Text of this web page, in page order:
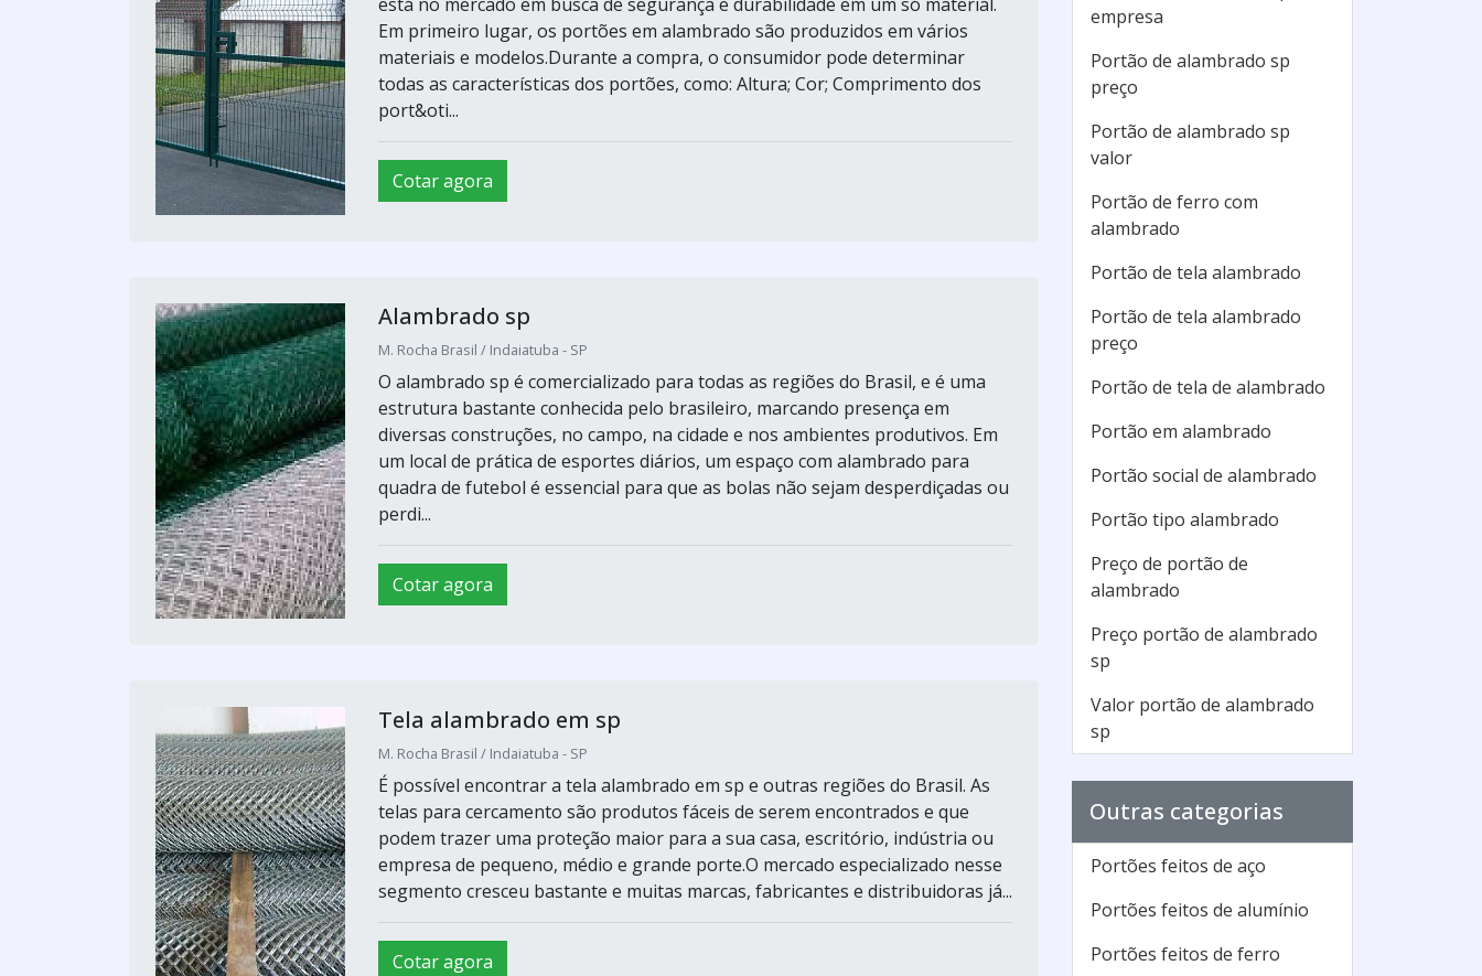
Em primeiro lugar, os portões em alambrado são produzidos em vários
materiais e modelos.Durante a compra, o consumidor pode determinar
todas as características dos portões, como: Altura; Cor; Comprimento dos
port&oti...
Cotar agora
Alambrado sp
M. Rocha Brasil / Indaiatuba - SP
O alambrado sp é comercializado para todas as regiões do Brasil, e é uma
estrutura bastante conhecida pelo brasileiro, marcando presença em
diversas construções, no campo, na cidade e nos ambientes produtivos. Em
um local de prática de esportes diários, um espaço com alambrado para
quadra de futebol é essencial para que as bolas não sejam desperdiçadas ou
perdi...
Cotar agora
Tela alambrado em sp
M. Rocha Brasil / Indaiatuba - SP
É possível encontrar a tela alambrado em sp e outras regiões do Brasil. As
telas para cercamento são produtos fáceis de serem encontrados e que
podem trazer uma proteção maior para a sua casa, escritório, indústria ou
empresa de pequeno, médio e grande porte.O mercado especializado nesse
segmento cresceu bastante e muitas marcas, fabricantes e distribuidoras já...
Cotar agora
empresa
Portão de alambrado sp
preço
Portão de alambrado sp
valor
Portão de ferro com
alambrado
Portão de tela alambrado
Portão de tela alambrado
preço
Portão de tela de alambrado
Portão em alambrado
Portão social de alambrado
Portão tipo alambrado
Preço de portão de
alambrado
Preço portão de alambrado
sp
Valor portão de alambrado
sp
Outras categorias
Portões feitos de aço
Portões feitos de alumínio
Portões feitos de ferro